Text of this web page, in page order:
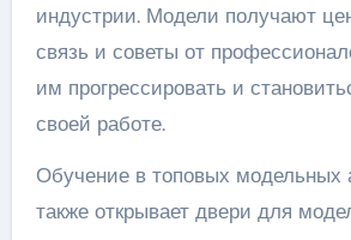
индустрии. Модели получают
связь и советы от
им прогрессировать и
своей работе.
Обучение в топовых модельных
также открывает двери для